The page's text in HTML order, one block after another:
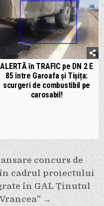
ALERTĂ în TRAFIC pe DN 2 E
85 între Garoafa și Tișița:
scurgeri de combustibil pe
carosabil!
concurs de
cadrul proiectului
în GAL Ținutul
→